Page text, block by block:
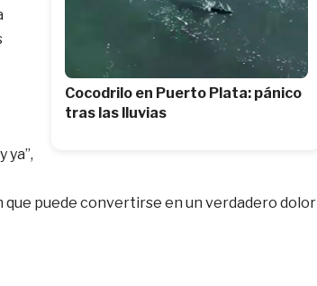
Cocodrilo en Puerto Plata: pánico
tras las lluvias
ya”,
puede convertirse en un verdadero dolor